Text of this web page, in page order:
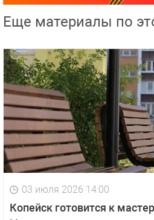
Еще материалы по
03 июля 2026 14:00
Копейск готовится к